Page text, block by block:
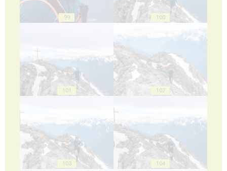
99 100
101 102
103 104